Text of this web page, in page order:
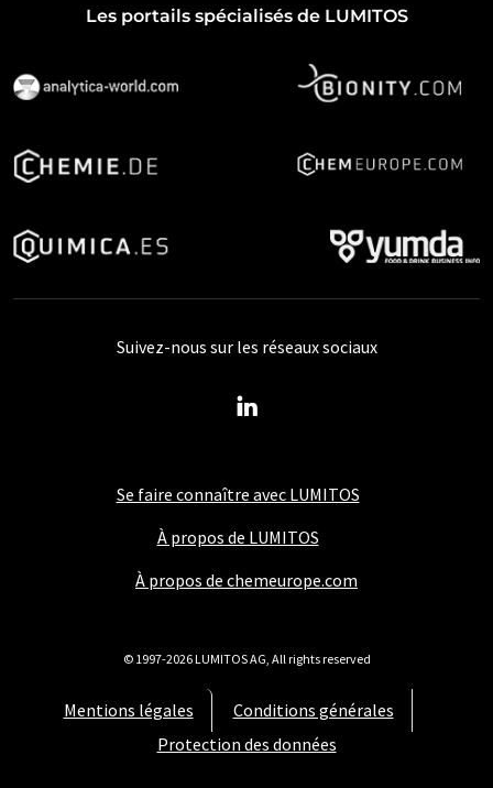
Les portails spécialisés de LUMITOS
Se faire connaître avec LUMITOS
À propos de LUMITOS
À propos de chemeurope.com
Mentions légales
Conditions générales
Protection des données
Suivez-nous sur les réseaux sociaux
© 1997-2026 LUMITOS AG, All rights reserved